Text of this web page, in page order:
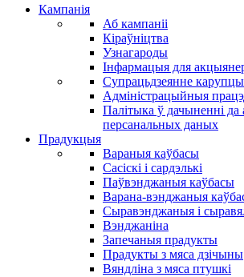
Кампанія
Аб кампаніі
Кіраўніцтва
Узнагароды
Інфармацыя для
Супрацьдзеянне
Адміністрацыйныя
Палітыка ў дачыненні да
персанальных даных
Прадукцыя
Вараныя каўбасы
Сасіскі і сардэлькі
Паўвэнджаныя каўбасы
Варана-вэнджаныя
Сыравэнджаныя і
Вэнджаніна
Запечаныя прадукты
Прадукты з мяса дзічыны
Вяндліна з мяса птушкі